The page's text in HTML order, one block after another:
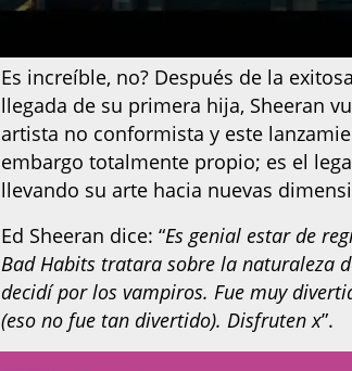
Es increíble, no? Después de la
llegada de su primera hija, Sheeran
artista no conformista y este
embargo totalmente propio; es el
llevando su arte hacia nuevas
Ed Sheeran dice: “Es genial estar de
Bad Habits tratara sobre la naturaleza
decidí por los vampiros. Fue muy
(eso no fue tan divertido). Disfruten x”.